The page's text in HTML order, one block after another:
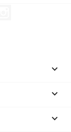

keyboard_arrow_down
